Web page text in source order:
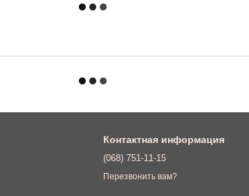
Контактная информация
(068) 751-11-15
Перезвонить вам?